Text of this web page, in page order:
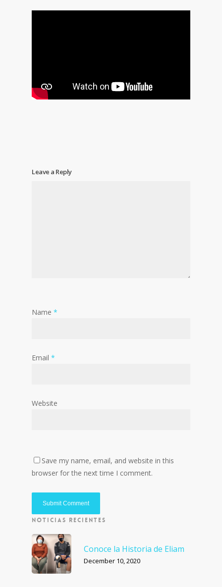
Leave a Reply
Name *
Email *
Website
Save my name, email, and website in this
browser for the next time I comment.
NOTICIAS RECIENTES
Conoce la Historia de Eliam
December 10, 2020